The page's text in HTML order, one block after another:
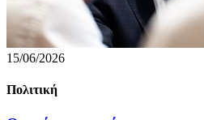
15/06/2026
Πολιτική